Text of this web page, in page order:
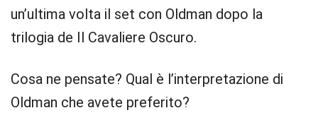
un’ultima volta il set con Oldman dopo la
trilogia de Il Cavaliere Oscuro.
Cosa ne pensate? Qual è l’interpretazione di
Oldman che avete preferito?